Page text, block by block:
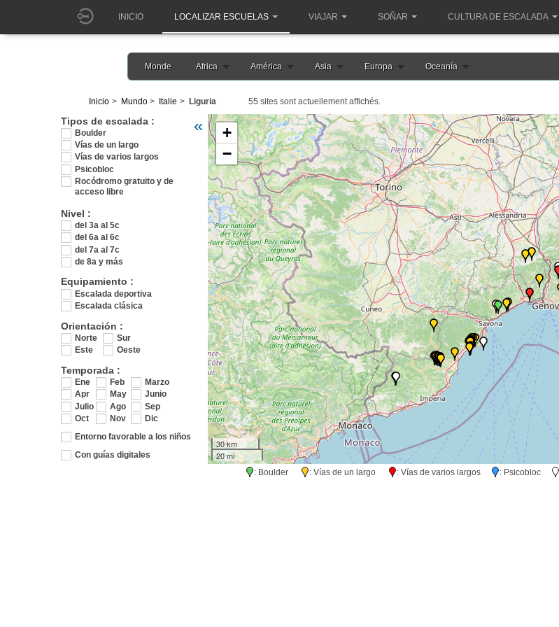
INICIO LOCALIZAR ESCUELAS VIAJAR SOÑAR CULTURA DE ESCALADA
Monde Africa América Asia Europa Oceanía
Inicio Mundo Italie Liguria 55 sites sont actuellement affichés.
Tipos de escalada :
Boulder
Vías de un largo
Vías de varios largos
Psicobloc
Rocódromo gratuito y de
acceso libre
Nivel :
del 3a al 5c
del 6a al 6c
del 7a al 7c
de 8a y más
Equipamiento :
Escalada deportiva
Escalada clásica
Orientación :
Norte
Sur
Este
Oeste
Temporada :
Ene Feb
Marzo
Apr
May
Junio
Julio
Ago
Sep
Oct
Nov
Dic
Entorno favorable a los niños
Con guías digitales
« Veuillez patienter pendant le chargement de la carte italie
+
−
30 km
20 mi
: Boulder : Vías de un largo : Vías de varios largos : Psicobloc